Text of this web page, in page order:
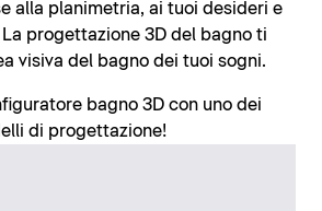
alla planimetria, ai tuoi desideri e
progettazione 3D del bagno ti
visiva del bagno dei tuoi sogni.
bagno 3D con uno dei
di progettazione!